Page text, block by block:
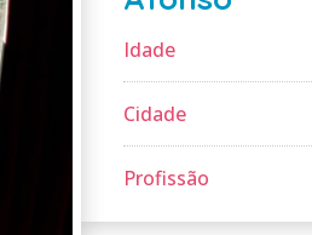
Idade
Cidade
Profissão